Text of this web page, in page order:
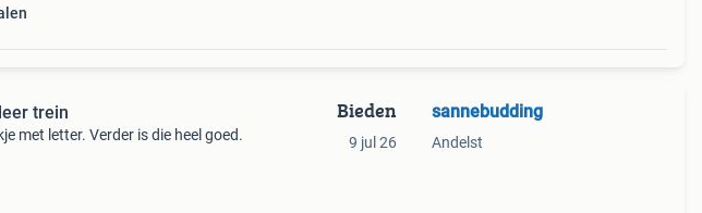
trein
met letter. Verder is die heel goed.
Bieden
9 jul 26
sannebudding
Andelst